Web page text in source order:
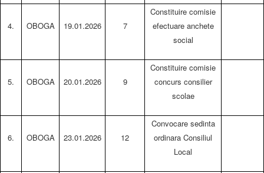
4. OBOGA 19.01.2026 7
Constituire comisie
efectuare anchete
social
5. OBOGA 20.01.2026 9
Constituire comisie
concurs consilier
scolae
6. OBOGA 23.01.2026 12
Convocare sedinta
ordinara Consiliul
Local